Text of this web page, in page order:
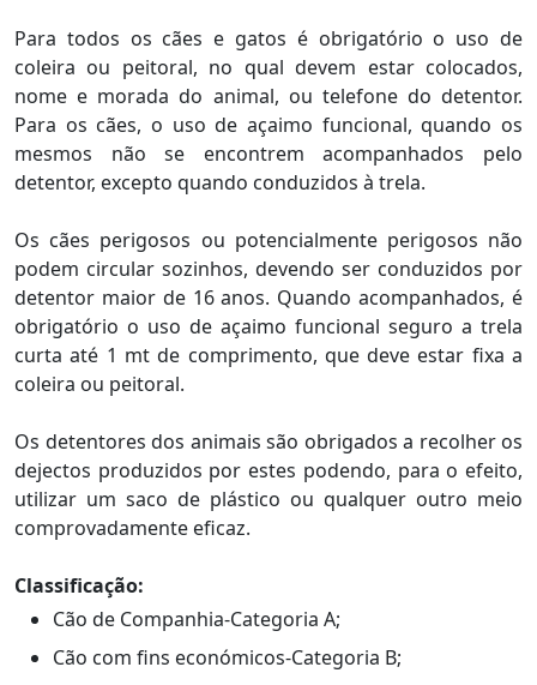
Para todos os cães e gatos é obrigatório o uso de
coleira ou peitoral, no qual devem estar colocados,
nome e morada do animal, ou telefone do detentor.
Para os cães, o uso de açaimo funcional, quando os
mesmos não se encontrem acompanhados pelo
detentor, excepto quando conduzidos à trela.
Os cães perigosos ou potencialmente perigosos não
podem circular sozinhos, devendo ser conduzidos por
detentor maior de 16 anos. Quando acompanhados, é
obrigatório o uso de açaimo funcional seguro a trela
curta até 1 mt de comprimento, que deve estar fixa a
coleira ou peitoral.
Os detentores dos animais são obrigados a recolher os
dejectos produzidos por estes podendo, para o efeito,
utilizar um saco de plástico ou qualquer outro meio
comprovadamente eficaz.
Classificação:
Cão de Companhia-Categoria A;
Cão com fins económicos-Categoria B;